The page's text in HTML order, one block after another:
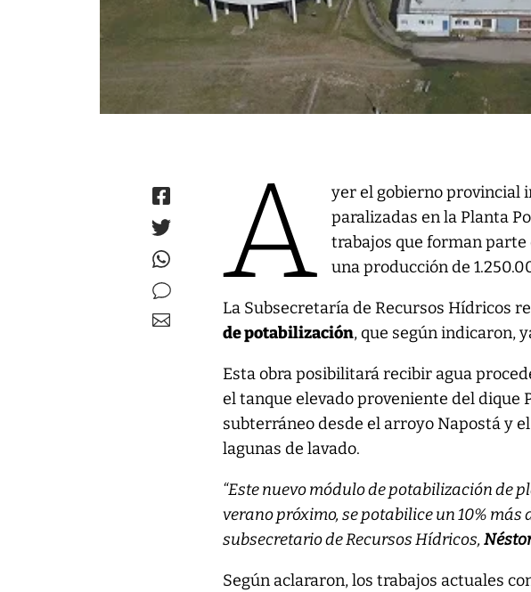
A
yer el gobierno provincial
paralizadas en la Planta
trabajos que forman
una producción de
La Subsecretaría de Recursos Hídricos
de potabilización, que según indicaron,
Esta obra posibilitará recibir agua
el tanque elevado proveniente del dique
subterráneo desde el arroyo Napostá y
lagunas de lavado.
“Este nuevo módulo de potabilización de
verano próximo, se potabilice un 10% más
subsecretario de Recursos Hídricos,
Según aclararon, los trabajos actuales